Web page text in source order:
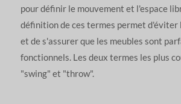
pour définir le mouvement et l'espace
définition de ces termes permet d'éviter
et de s'assurer que les meubles sont
fonctionnels. Les deux termes les plus
"swing" et "throw".